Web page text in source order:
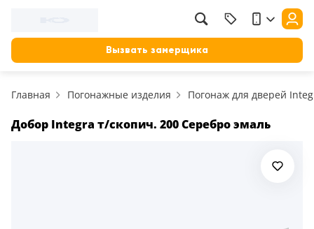
Вызвать замерщика
Главная Погонажные изделия Погонаж для дверей
Добор Integra т/скопич. 200 Серебро эмаль